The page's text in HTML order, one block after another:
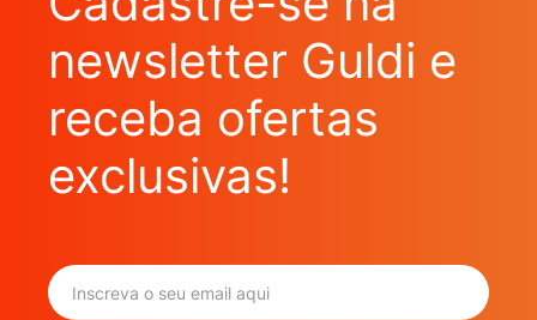
newsletter Guldi e
receba ofertas
exclusivas!